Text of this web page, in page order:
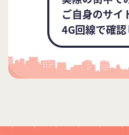
ご自身のサイ
4G回線で確認